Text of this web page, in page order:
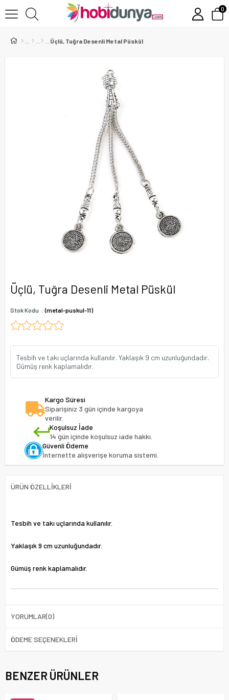
0
Üçlü, Tuğra Desenli Metal Püskül
Üçlü, Tuğra Desenli Metal Püskül
Stok Kodu (metal-puskul-11)
Tesbih ve takı uçlarında kullanılır. Yaklaşık 9 cm uzunluğundadır.
Gümüş renk kaplamalıdır.
Kargo Süresi
Siparişiniz 3 gün içinde kargoya
verilir.
Koşulsuz İade
14 gün içinde koşulsuz iade hakkı.
Güvenli Ödeme
İnternette alışverişe koruma sistemi.
ÜRÜN ÖZELLIKLERI
Tesbih ve takı uçlarında kullanılır.
Yaklaşık 9 cm uzunluğundadır.
Gümüş renk kaplamalıdır.
YORUMLAR(0)
ÖDEME SEÇENEKLERI
BENZER ÜRÜNLER